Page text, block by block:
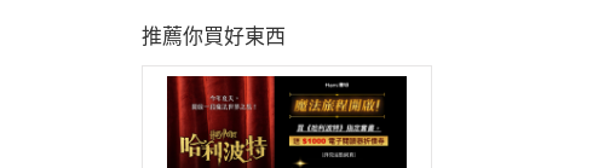
推薦你買好東西